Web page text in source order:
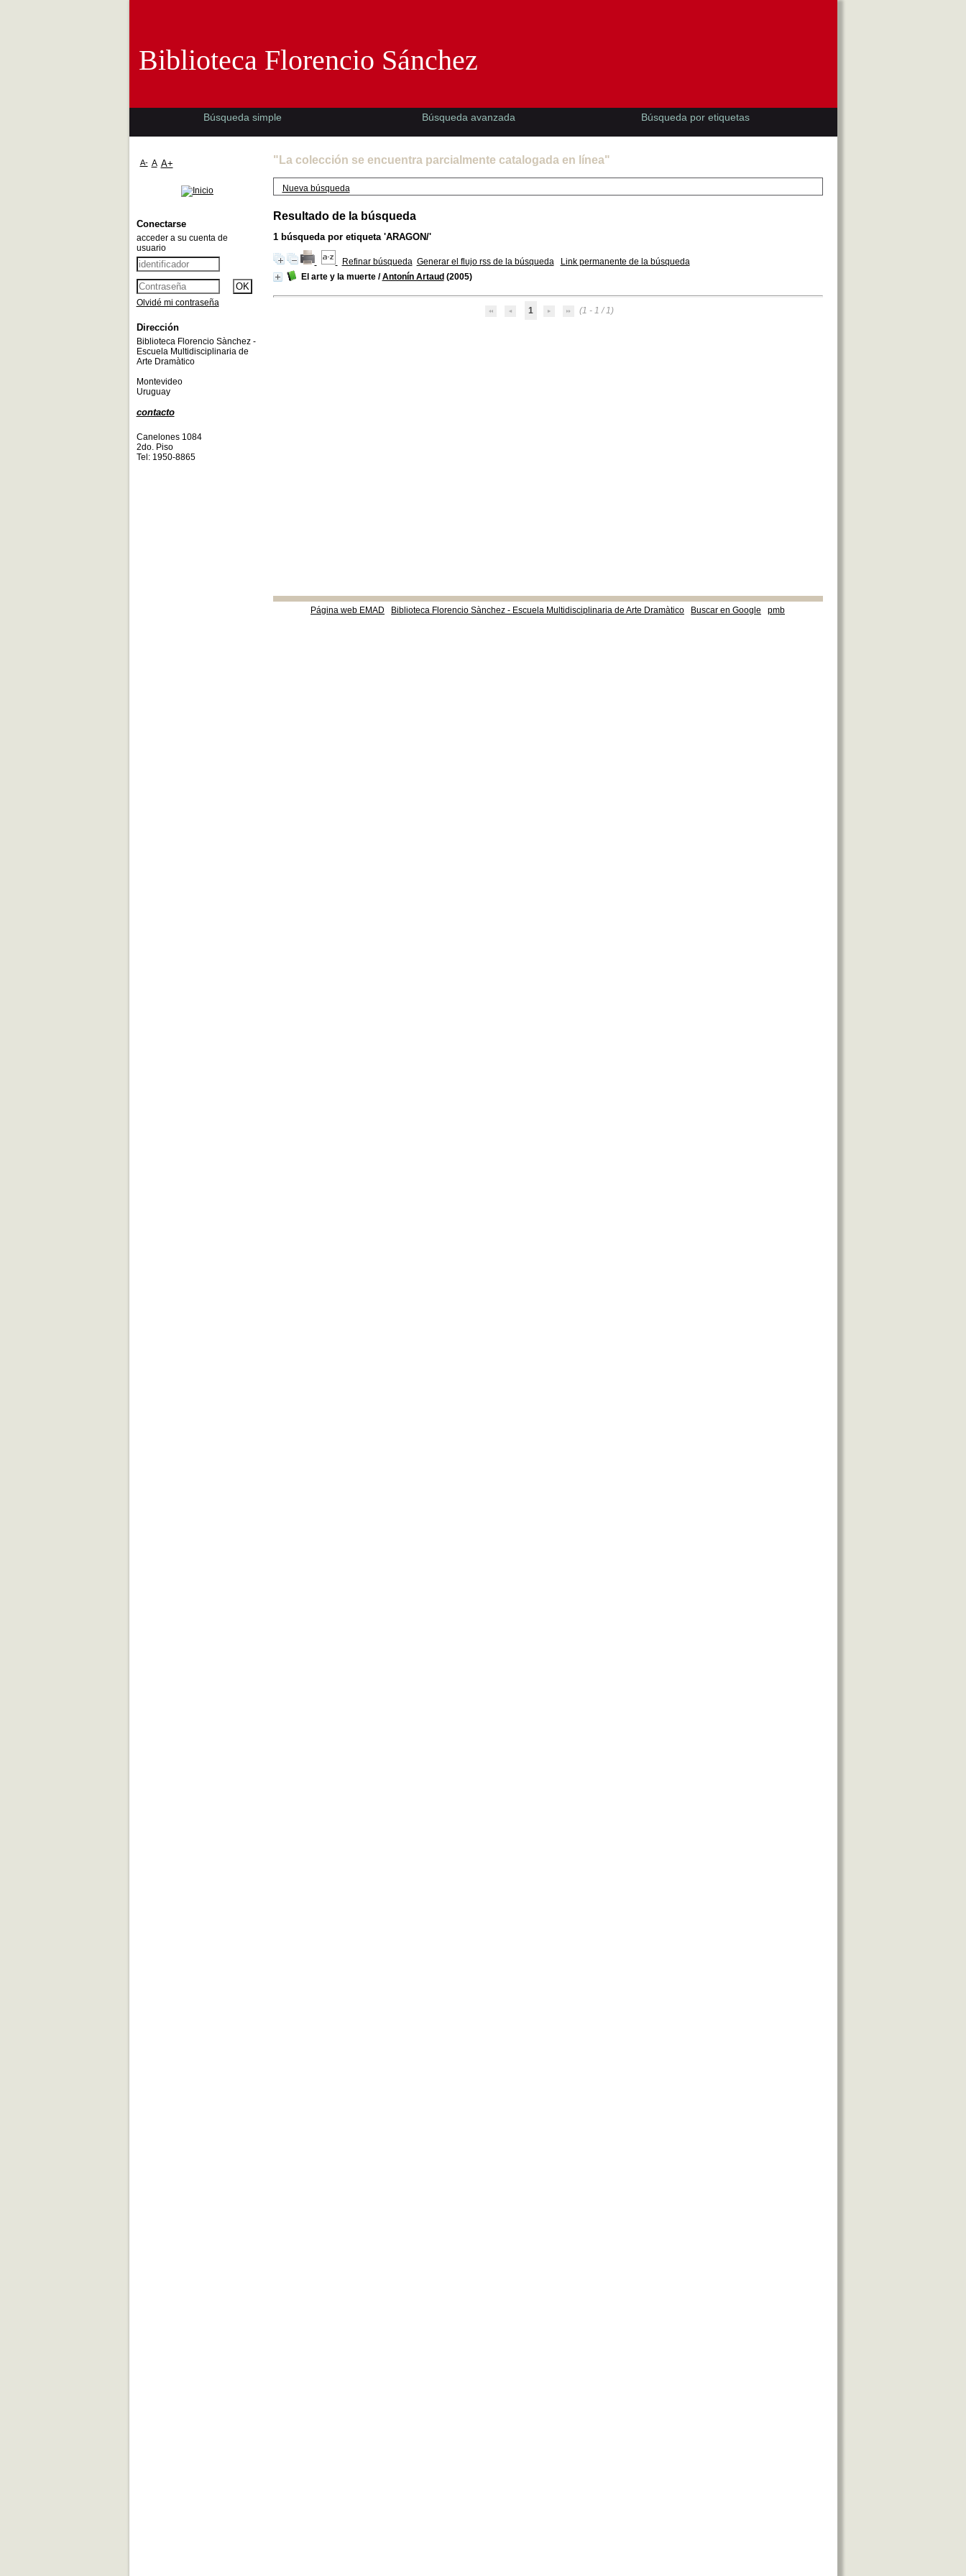
"La colección se encuentra parcialmente catalogada en línea"
Nueva búsqueda
Resultado de la búsqueda
1búsqueda por etiqueta 'ARAGON/'
Refinar búsqueda Generar el flujo rss de la búsqueda
Link permanente de la búsqueda
El arte y la muerte/Antonín Artaud (2005)
1 (1 - 1 / 1)
Página web EMAD Biblioteca Florencio Sànchez - Escuela Multidisciplinaria de Arte Dramàtico Buscar en Google pmb
Biblioteca Florencio Sánchez
Búsqueda simple Búsqueda avanzada Búsqueda por etiquetas
A- A A+
Conectarse
acceder a su cuenta de
usuario
Olvidé mi contraseña
Dirección
Biblioteca Florencio Sànchez -
Escuela Multidisciplinaria de
Arte Dramàtico
Montevideo
Uruguay
contacto
Canelones 1084
2do. Piso
Tel: 1950-8865